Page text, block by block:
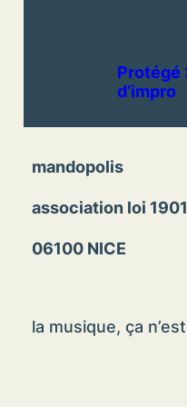
Protégé
d’impro
mandopolis
association loi 1901
06100 NICE
la musique, ça